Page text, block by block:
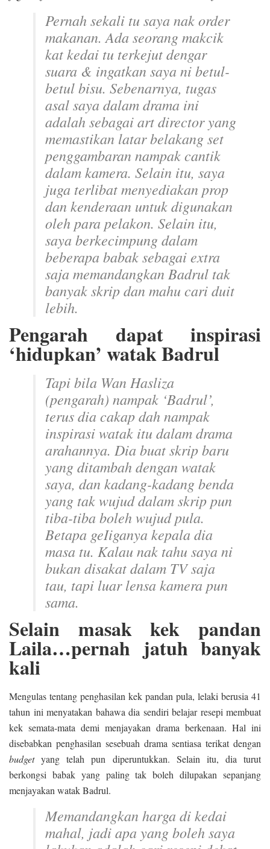
Pernah sekali tu saya nakorder
makanan. Ada seorang makcik
kat kedai tu terkejut dengar
suara & ingatkan saya ni betul-
betul bisu. Sebenarnya, tugas
asal saya dalam drama ini
adalah sebagaiart directoryang
memastikan latar belakang set
penggambaran nampak cantik
dalam kamera. Selain itu, saya
juga terlibat menyediakan prop
dan kenderaan untuk digunakan
oleh para pelakon. Selain itu,
saya berkecimpung dalam
beberapa babak sebagaiextra
saja memandangkan Badrul tak
banyak skrip dan mahu cari duit
lebih.
Pengarah dapat inspirasi
‘hidupkan’ watak Badrul
Tapi bila Wan Hasliza
(pengarah) nampak ‘Badrul’,
terus dia cakap dah nampak
inspirasi watak itu dalam drama
arahannya. Dia buat skrip baru
yang ditambah dengan watak
saya, dan kadang-kadang benda
yang tak wujud dalam skrip pun
tiba-tiba boleh wujud pula.
Betapa geIiganya kepala dia
masa tu. Kalau nak tahu saya ni
bukan disakat dalam TV saja
tau, tapi luar lensa kamera pun
sama.
Selain masak kek pandan
Laila…pernah jatuh banyak
kali
Mengulas tentang penghasilan kek pandan pula, lelaki berusia 41
tahun ini menyatakan bahawa dia sendiri belajar resepi membuat
kek semata-mata demi menjayakan drama berkenaan. Hal ini
disebabkan penghasilan sesebuah drama sentiasa terikat dengan
budgetyang telah pun diperuntukkan. Selain itu, dia turut
berkongsi babak yang paling tak boleh dilupakan sepanjang
menjayakan watak Badrul.
Memandangkan harga di kedai
mahal, jadi apa yang boleh saya